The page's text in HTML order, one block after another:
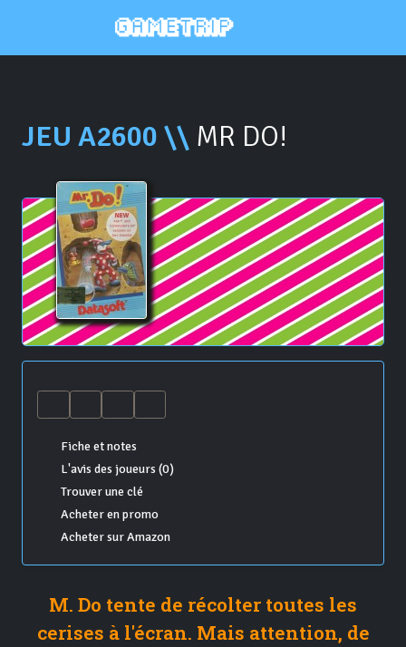
JEU A2600 \\ MR DO!
Fiche et notes
L'avis des joueurs (0)
Trouver une clé
Acheter en promo
Acheter sur Amazon
M. Do tente de récolter toutes les
cerises à l'écran. Mais attention, de